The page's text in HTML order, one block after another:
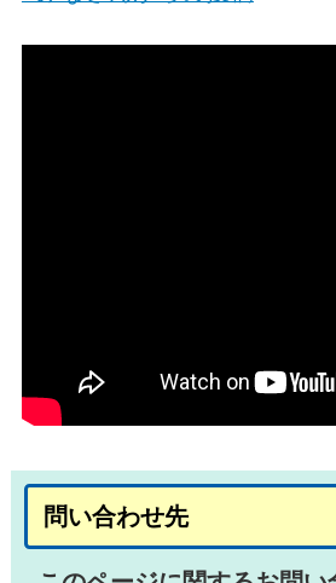
問い合わせ先